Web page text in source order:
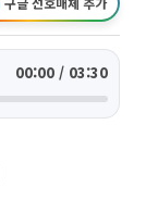
00:00 / 03:30